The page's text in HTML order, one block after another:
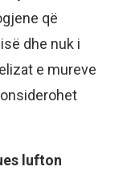
që
dhe nuk i
e mureve
lufton